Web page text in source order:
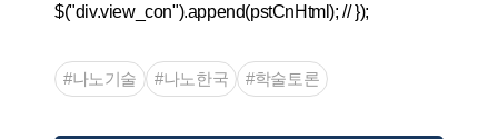
$("div.view_con").append(pstCnHtml); // });
#나노기술 #나노한국 #학술토론